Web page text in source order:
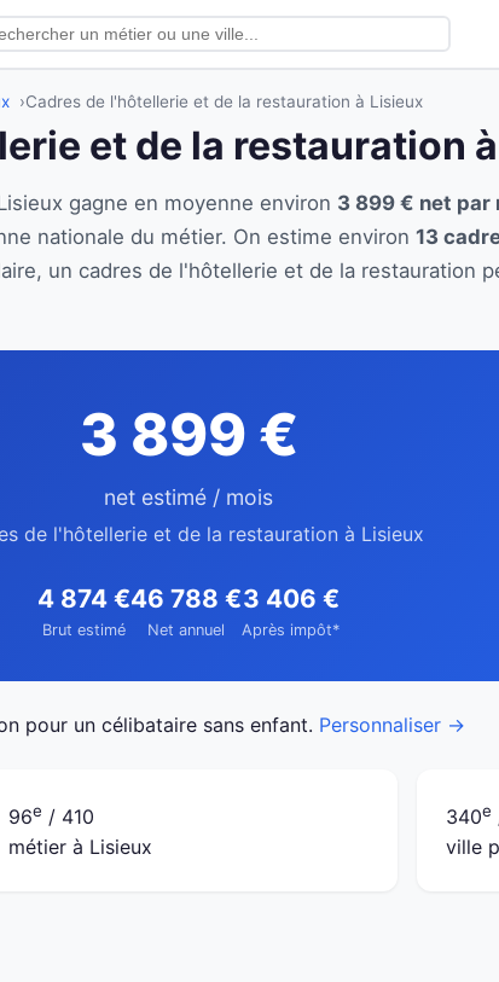
Cadres de l'hôtellerie et de la restauration à Lisieux
et de la restauration
gagne en moyenne environ 3 899 € net par
nationale du métier. On estime environ 13
un cadres de l'hôtellerie et de la restauration
3 899 €
net estimé / mois
de l'hôtellerie et de la restauration à Lisieux
4 874 €
Brut estimé
46 788 €
Net annuel
3 406 €
Après impôt*
pour un célibataire sans enfant. Personnaliser →
96e / 410
métier à Lisieux
340e
ville